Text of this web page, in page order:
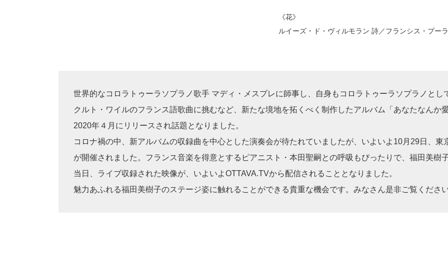
《花》
ルイーズ・ド・ヴィルモラン 詩／フランシス・プー
世界的なコロラトゥーラソプラノ歌手 マディ・メスプレに師事し、自身もコロラトゥーラソプラノとし
クルト・ワイルのフランス語歌曲に挑むなど、新たな境地を拓くべく制作したアルバム「あなたなんか
2020年４月にリリースされ話題となりました。
コロナ禍の中、新アルバムの収録曲を中心とした演奏会が待たれていましたが、いよいよ10月29日、
が開催されました。フランス音楽を得意とするピアニスト・本田聖嗣との呼吸もぴったりで、福田美樹
当日、ライブ収録された映像が、いよいよOTTAVA.TVから配信されることとなりました。
魅力あふれる福田美樹子のステージ姿に触れることができる貴重な機会です。みなさん是非ご覧ください